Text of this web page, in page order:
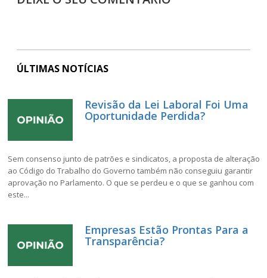
ÚLTIMAS NOTÍCIAS
Revisão da Lei Laboral Foi Uma
Oportunidade Perdida?
Sem consenso junto de patrões e sindicatos, a proposta de alteração
ao Código do Trabalho do Governo também não conseguiu garantir
aprovação no Parlamento. O que se perdeu e o que se ganhou com
este...
Empresas Estão Prontas Para a
Transparência?